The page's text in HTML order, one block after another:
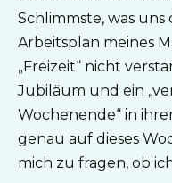
Schlimmste, was
Arbeitsplan meines
„Freizeit“ nicht
Jubiläum und ein
Wochenende“ in
genau auf dieses
mich zu fragen, ob